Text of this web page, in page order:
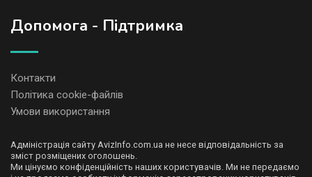
Допомога - Підтримка
Контакти
Політика cookie-файлів
Умови використання
Адміністрація сайту AvizInfo.com.ua не несе відповідальність за
зміст розміщених оголошень.
Ми цінуємо конфіденційність наших користувачів. Ми не передаємо